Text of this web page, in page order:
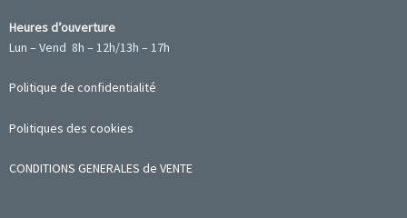
Heures d’ouverture
Lun – Vend 8h – 12h/13h – 17h
Politique de confidentialité
Politiques des cookies
CONDITIONS GENERALES de VENTE